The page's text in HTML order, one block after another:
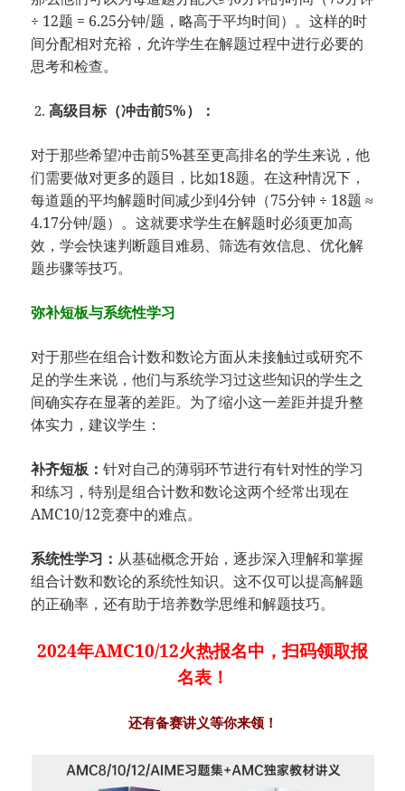
÷ 12题 = 6.25分钟/题，略高于平均时间）。这样的时
间分配相对充裕，允许学生在解题过程中进行必要的
思考和检查。
高级目标（冲击前5%）：
对于那些希望冲击前5%甚至更高排名的学生来说，他
们需要做对更多的题目，比如18题。在这种情况下，
每道题的平均解题时间减少到4分钟（75分钟 ÷ 18题 ≈
4.17分钟/题）。这就要求学生在解题时必须更加高
效，学会快速判断题目难易、筛选有效信息、优化解
题步骤等技巧。
弥补短板与系统性学习
对于那些在组合计数和数论方面从未接触过或研究不
足的学生来说，他们与系统学习过这些知识的学生之
间确实存在显著的差距。为了缩小这一差距并提升整
体实力，建议学生：
补齐短板：针对自己的薄弱环节进行有针对性的学习
和练习，特别是组合计数和数论这两个经常出现在
AMC10/12竞赛中的难点。
系统性学习： 从基础概念开始，逐步深入理解和掌握
组合计数和数论的系统性知识。这不仅可以提高解题
的正确率，还有助于培养数学思维和解题技巧。
2024年AMC10/12火热报名中，扫码领取报
名表！
还有备赛讲义等你来领！